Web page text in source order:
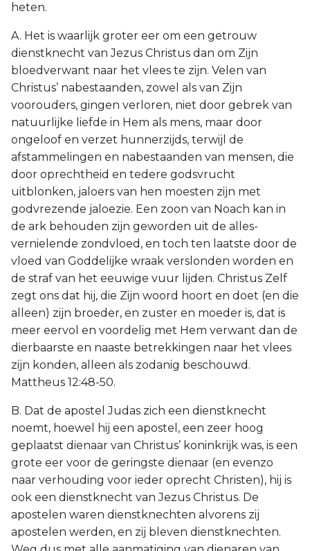
heten.
A. Het is waarlijk groter eer om een getrouw
dienstknecht van Jezus Christus dan om Zijn
bloedverwant naar het vlees te zijn. Velen van
Christus’ nabestaanden, zowel als van Zijn
voorouders, gingen verloren, niet door gebrek van
natuurlijke liefde in Hem als mens, maar door
ongeloof en verzet hunnerzijds, terwijl de
afstammelingen en nabestaanden van mensen, die
door oprechtheid en tedere godsvrucht
uitblonken, jaloers van hen moesten zijn met
godvrezende jaloezie. Een zoon van Noach kan in
de ark behouden zijn geworden uit de alles-
vernielende zondvloed, en toch ten laatste door de
vloed van Goddelijke wraak verslonden worden en
de straf van het eeuwige vuur lijden. Christus Zelf
zegt ons dat hij, die Zijn woord hoort en doet (en die
alleen) zijn broeder, en zuster en moeder is, dat is
meer eervol en voordelig met Hem verwant dan de
dierbaarste en naaste betrekkingen naar het vlees
zijn konden, alleen als zodanig beschouwd.
Mattheus 12:48-50.
B. Dat de apostel Judas zich een dienstknecht
noemt, hoewel hij een apostel, een zeer hoog
geplaatst dienaar van Christus’ koninkrijk was, is een
grote eer voor de geringste dienaar (en evenzo
naar verhouding voor ieder oprecht Christen), hij is
ook een dienstknecht van Jezus Christus. De
apostelen waren dienstknechten alvorens zij
apostelen werden, en zij bleven dienstknechten.